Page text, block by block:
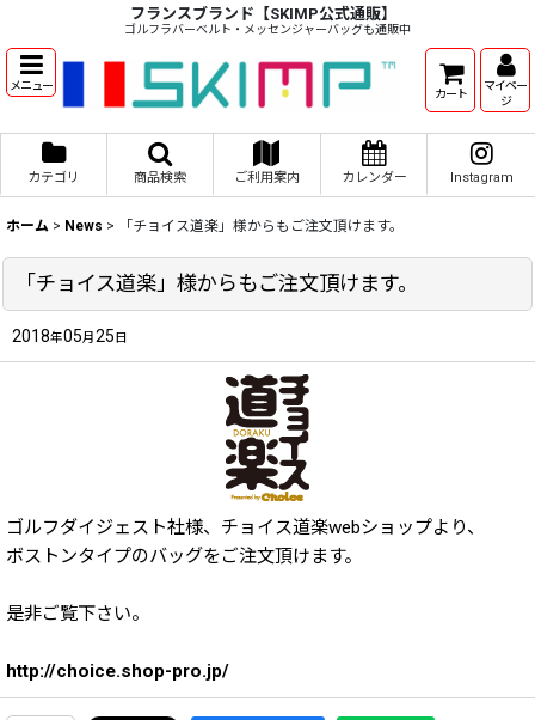
フランスブランド【SKIMP公式通販】
ゴルフラバーベルト・メッセンジャーバッグも通販中
メニュー
カート
マイペー
ジ
カテゴリ 商品検索 ご利用案内 カレンダー Instagram
ホーム > News > 「チョイス道楽」様からもご注文頂けます。
「チョイス道楽」様からもご注文頂けます。
2018年05月25日
ゴルフダイジェスト社様、チョイス道楽webショップより、
ボストンタイプのバッグをご注文頂けます。
是非ご覧下さい。
http://choice.shop-pro.jp/